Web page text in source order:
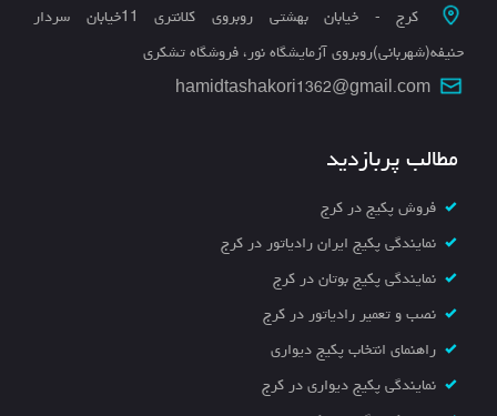
کرج - خیابان بهشتی روبروی کلانتری 11خیابان سردار
حنیفه(شهربانی)روبروی آزمایشگاه نور، فروشگاه تشکری
hamidtashakori1362@gmail.com
مطالب پربازدید
فروش پکیج در کرج
نمایندگی پکیج ایران رادیاتور در کرج
نمایندگی پکیج بوتان در کرج
نصب و تعمیر رادیاتور در کرج
راهنمای انتخاب پکیج دیواری
نمایندگی پکیج دیواری در کرج